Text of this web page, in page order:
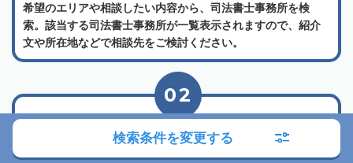
希望のエリアや相談したい内容から、司法書士事務所を検
索。該当する司法書士事務所が一覧表示されますので、紹介
文や所在地などで相談先をご検討ください。
司法書士事務所の詳細を確認
02
検索条件を変更する